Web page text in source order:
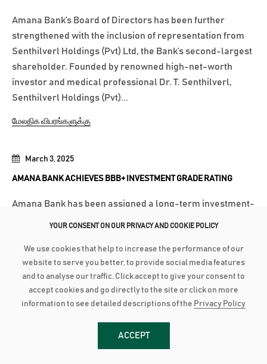
March 3, 2025
AMANA BANK ACHIEVES BBB+ INVESTMENT GRADE RATING
Amana Bank has been assigned a long-term investment-
assessment. LRA is an independent credit rating agency
approved by the Central Bank of Sri Lanka. According to
LRA’s communiqué, the rating...
மேலதிக விபரங்களுக்கு
Amana Bank’s Board of Directors has been further
strengthened with the inclusion of representation from
Senthilverl Holdings (Pvt) Ltd, the Bank’s second-largest
shareholder. Founded by renowned high-net-worth
investor and medical professional Dr. T. Senthilverl,
Senthilverl Holdings (Pvt)...
மேலதிக விபரங்களுக்கு
YOUR CONSENT ON OUR PRIVACY AND COOKIE POLICY
We use cookies that help to increase the performance of our
website to serve you better, to provide social media features
and to analyse our traffic. Click accept to give your consent to
accept cookies and go directly to the site or click on more
information to see detailed descriptions of the Privacy Policy
ACCEPT